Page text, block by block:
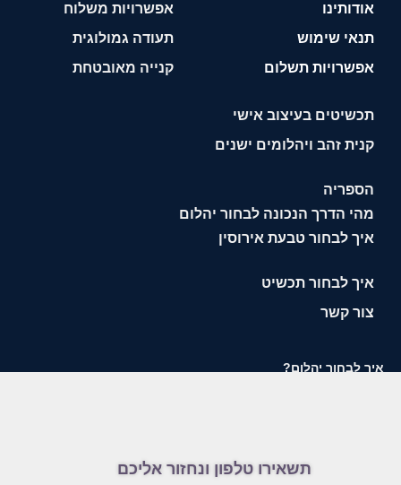
אודותינו
תנאי שימוש
אפשרויות תשלום
אפשרויות משלוח
תעודה גמולוגית
קנייה מאובטחת
תכשיטים בעיצוב אישי
קנית זהב ויהלומים ישנים
הספריה
מהי הדרך הנכונה לבחור יהלום
איך לבחור טבעת אירוסין
איך לבחור תכשיט
צור קשר
איך לבחור יהלום?
תשאירו טלפון ונחזור אליכם